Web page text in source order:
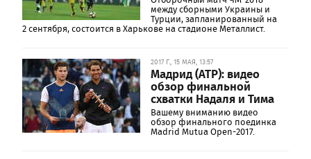
между сборными Украины и
Турции, запланированный на
2 сентября, состоится в Харькове на стадионе Металлист.
2017 Г., 15 МАЯ, 13:57
Мадрид (ATP): видео
обзор финальной
схватки Надаля и Тима
Вашему вниманию видео
обзор финального поединка
Madrid Mutua Open-2017.